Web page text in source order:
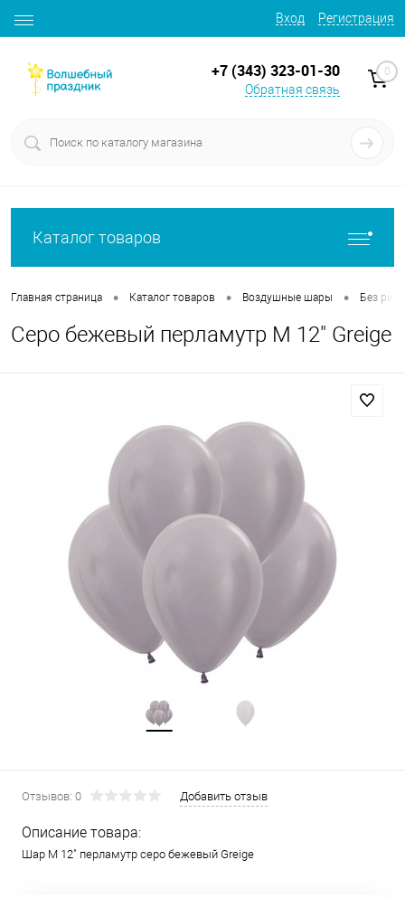
Вход Регистрация
+7 (343) 323-01-30
Обратная связь
0
Каталог товаров
Главная страница • Каталог товаров • Воздушные шары • Без
Серо бежевый перламутр М 12" Greige
Отзывов: 0 Добавить отзыв
Описание товара:
Шар М 12" перламутр серо бежевый Greige